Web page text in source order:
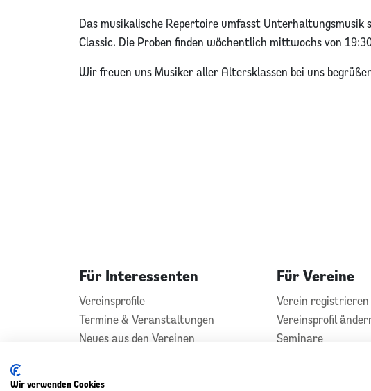
Das musikalische Repertoire umfasst
Classic. Die Proben finden wöchentlich mittwochs von
Wir freuen uns Musiker aller Altersklassen bei uns
Für Interessenten
Vereinsprofile
Termine & Veranstaltungen
Neues aus den Vereinen
Für Vereine
Verein registrieren
Vereinsprofil
Seminare
Wir verwenden Cookies